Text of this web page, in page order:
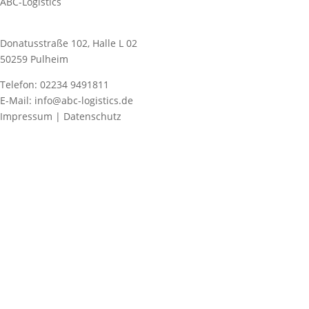
Donatusstraße 102, Halle L 02
50259 Pulheim
Telefon: 02234 9491811
E-Mail: info@abc-logistics.de
Impressum | Datenschutz